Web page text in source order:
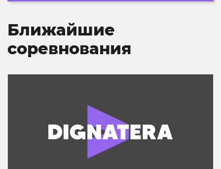
Ближайшие
соревнования